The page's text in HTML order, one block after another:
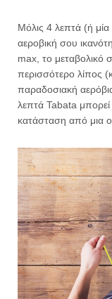
Μόλις 4 λεπτά (ή
αεροβική σου
max, το μεταβολικό
περισσότερο λίπος
παραδοσιακή
λεπτά Tabata μπορεί
κατάσταση από μια